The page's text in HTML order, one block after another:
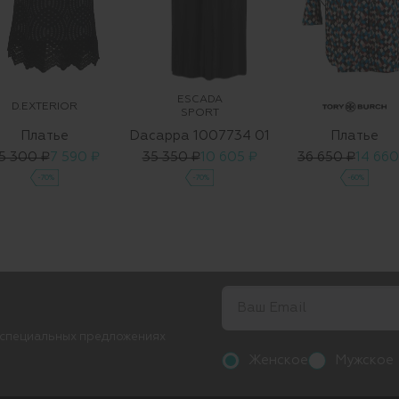
D.EXTERIOR
Платье
300 ₽7 590 ₽
-70%
ESCADA
SPORT
Dacappa 1007734 01
35 350 ₽10 605 ₽
-70%
Платье
36 650 ₽14
-60%